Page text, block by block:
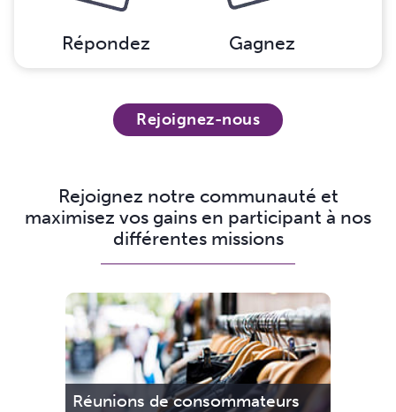
Répondez Gagnez
Rejoignez-nous
Rejoignez notre communauté et
maximisez vos gains en participant à nos
différentes missions
Réunions de consommateurs